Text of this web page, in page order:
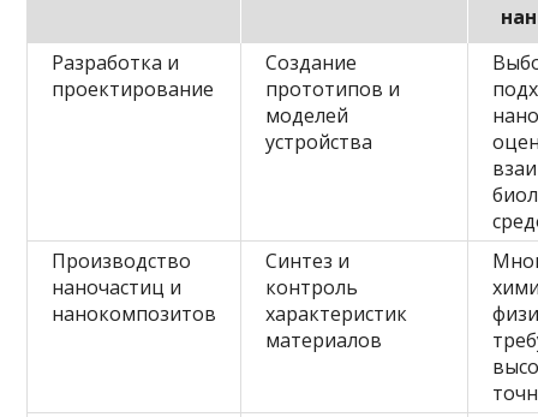
Разработка и
проектирование
Создание
прототипов и
моделей
устройства
Производство
наночастиц и
нанокомпозитов
Синтез и
контроль
характеристик
материалов